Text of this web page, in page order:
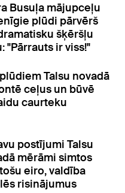
Busuļa mājupceļu
plūdi pārvērš
šķēršļu
"Pārrauts ir viss!"
Talsu novadā
ceļus un būvē
caurteku
postījumi Talsu
mērāmi simtos
eiro, valdība
risinājumus